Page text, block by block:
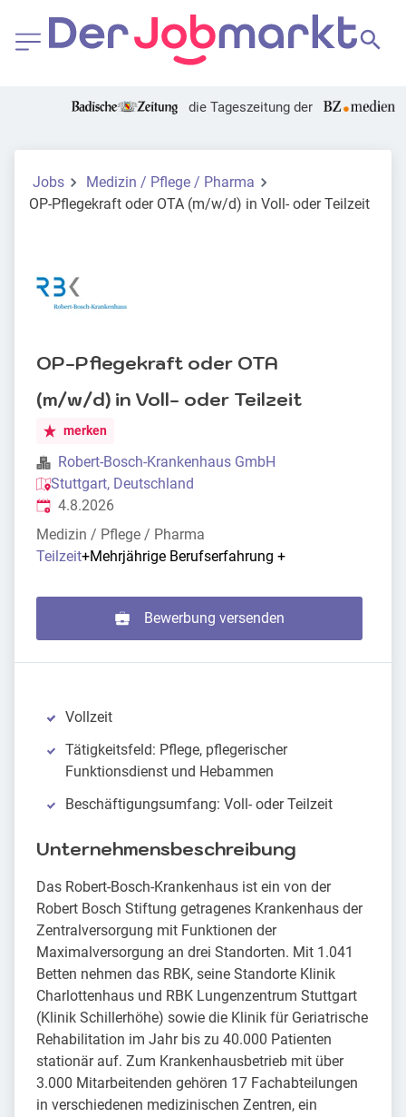
die Tageszeitung der
Jobs
Medizin / Pflege / Pharma
OP-Pflegekraft oder OTA (m/w/d) in Voll- oder Teilzeit
OP-Pflegekraft oder OTA
(m/w/d) in Voll- oder Teilzeit
merken
Robert-Bosch-Krankenhaus GmbH
Stuttgart, Deutschland
Veröffentlicht
4.8.2026
Medizin / Pflege / Pharma
Teilzeit+Mehrjährige Berufserfahrung +
Bewerbung versenden
Vollzeit
Tätigkeitsfeld: Pflege, pflegerischer
Funktionsdienst und Hebammen
Beschäftigungsumfang: Voll- oder Teilzeit
Unternehmensbeschreibung
Das Robert-Bosch-Krankenhaus ist ein von der
Robert Bosch Stiftung getragenes Krankenhaus der
Zentralversorgung mit Funktionen der
Maximalversorgung an drei Standorten. Mit 1.041
Betten nehmen das RBK, seine Standorte Klinik
Charlottenhaus und RBK Lungenzentrum Stuttgart
(Klinik Schillerhöhe) sowie die Klinik für Geriatrische
Rehabilitation im Jahr bis zu 40.000 Patienten
stationär auf. Zum Krankenhausbetrieb mit über
3.000 Mitarbeitenden gehören 17 Fachabteilungen
in verschiedenen medizinischen Zentren, ein